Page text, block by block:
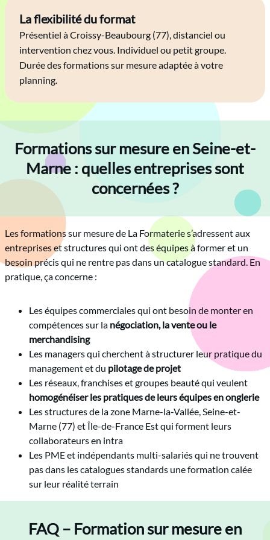
La flexibilité du format
Présentiel à Croissy-Beaubourg (77), distanciel ou
intervention chez vous. Individuel ou petit groupe.
Durée des formations sur mesure adaptée à votre
planning.
Formations sur mesure en Seine-et-
Marne : quelles entreprises sont
concernées ?
Les formations sur mesure de La Formaterie s’adressent aux
entreprises et structures qui ont des équipes à former et un
besoin précis qui ne rentre pas dans un catalogue standard. En
pratique, ça concerne :
Les équipes commerciales qui ont besoin de monter en
compétences sur la négociation, la vente ou le
merchandising
Les managers qui cherchent à structurer leur pratique du
management et du pilotage de projet
Les réseaux, franchises et groupes beauté qui veulent
homogénéiser les pratiques de leurs équipes en onglerie
Les structures de la zone Marne-la-Vallée, Seine-et-
Marne (77) et Île-de-France Est qui forment leurs
collaborateurs en intra
Les PME et indépendants multi-salariés qui ne trouvent
pas dans les catalogues standards une formation calée
sur leur réalité terrain
FAQ – Formation sur mesure en